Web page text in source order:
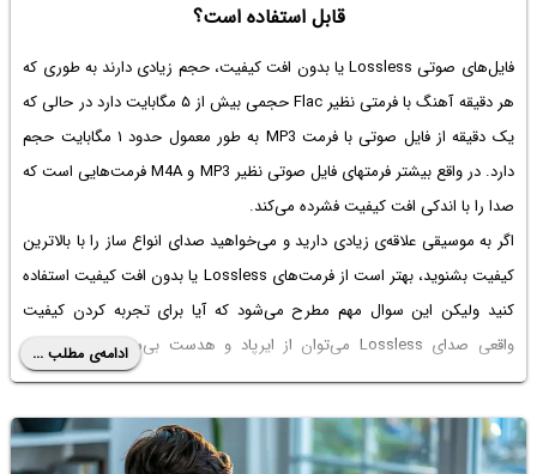
قابل استفاده است؟
فایل‌های صوتی Lossless یا بدون افت کیفیت، حجم زیادی دارند به طوری که
هر دقیقه آهنگ با فرمتی نظیر Flac حجمی بیش از ۵ مگابایت دارد در حالی که
یک دقیقه از فایل صوتی با فرمت MP3 به طور معمول حدود ۱ مگابایت حجم
دارد. در واقع بیشتر فرمتهای فایل صوتی نظیر MP3 و M4A فرمت‌هایی است که
صدا را با اندکی افت کیفیت فشرده می‌کند.
اگر به موسیقی علاقه‌ی زیادی دارید و می‌خواهید صدای انواع ساز را با بالاترین
کیفیت بشنوید، بهتر است از فرمت‌های Lossless یا بدون افت کیفیت استفاده
کنید ولیکن این سوال مهم مطرح می‌شود که آیا برای تجربه کردن کیفیت
واقعی صدای Lossless می‌توان از ایرپاد و هدست بی‌سیم و اسپیکرهای
بلوتوثی استفاده کرد یا خیر؟ در ادامه به این سوال پاسخ می‌دهیم.
ادامه‌ی مطلب ...